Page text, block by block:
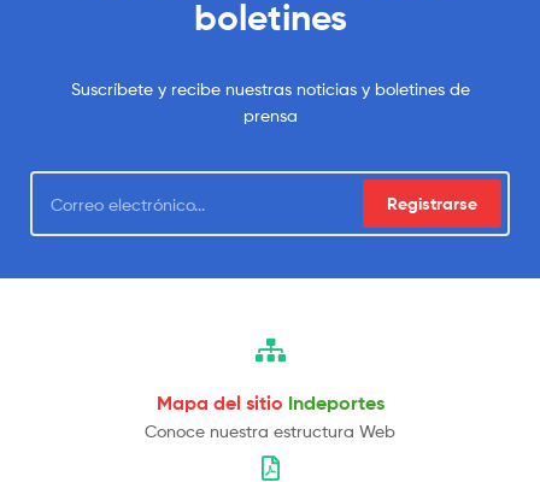
boletines
Suscríbete y recibe nuestras noticias y boletines de
prensa
Registrarse
Mapa del sitio Indeportes
Conoce nuestra estructura Web